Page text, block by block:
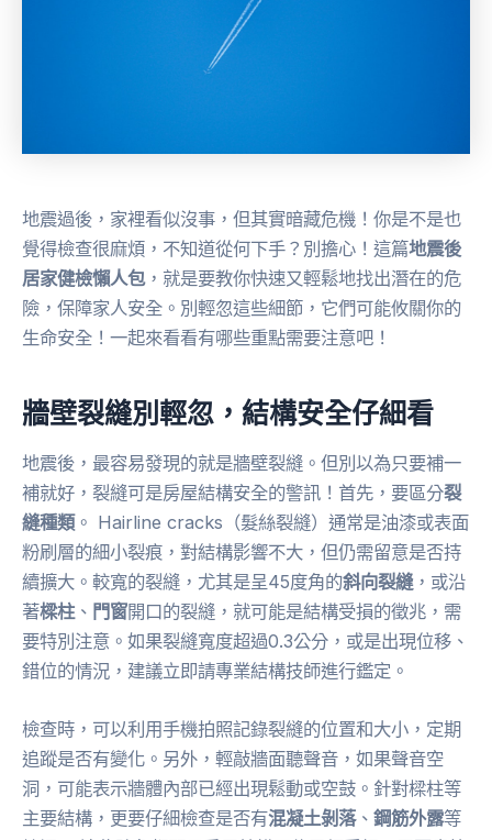
地震過後，家裡看似沒事，但其實暗藏危機！你是不是也
覺得檢查很麻煩，不知道從何下手？別擔心！這篇地震後
居家健檢懶人包，就是要教你快速又輕鬆地找出潛在的危
險，保障家人安全。別輕忽這些細節，它們可能攸關你的
生命安全！一起來看看有哪些重點需要注意吧！
牆壁裂縫別輕忽，結構安全仔細看
地震後，最容易發現的就是牆壁裂縫。但別以為只要補一
補就好，裂縫可是房屋結構安全的警訊！首先，要區分裂
縫種類。 Hairline cracks（髮絲裂縫）通常是油漆或表面
粉刷層的細小裂痕，對結構影響不大，但仍需留意是否持
續擴大。較寬的裂縫，尤其是呈45度角的斜向裂縫，或沿
著樑柱、 門窗開口的裂縫，就可能是結構受損的徵兆，需
要特別注意。如果裂縫寬度超過0.3公分，或是出現位移、
錯位的情況，建議立即請專業結構技師進行鑑定。
檢查時，可以利用手機拍照記錄裂縫的位置和大小，定期
追蹤是否有變化。另外，輕敲牆面聽聲音，如果聲音空
洞，可能表示牆體內部已經出現鬆動或空鼓。針對樑柱等
主要結構，更要仔細檢查是否有混凝土剝落、 鋼筋外露等